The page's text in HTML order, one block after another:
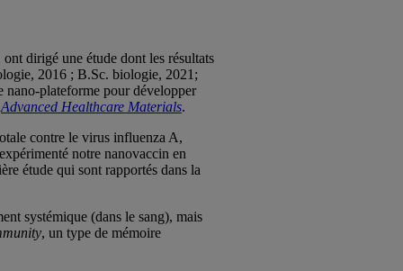
dirigé une étude dont les résultats
2016 ; B.Sc. biologie, 2021;
plateforme pour développer
Advanced Healthcare Materials.
contre le virus influenza A,
notre nanovaccin en
étude qui sont rapportés dans la
systémique (dans le sang), mais
, un type de mémoire